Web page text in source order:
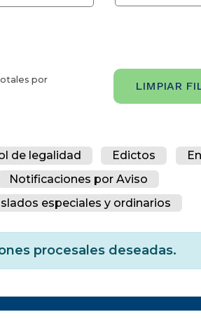
por
LIMPIAR
de legalidad Edictos
Notificaciones por Aviso
especiales y ordinarios
procesales deseadas.